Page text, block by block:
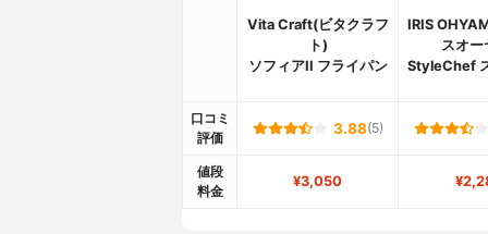
Vita Craft(ビタクラフ
ト)
ソフィアII フライパン
IRIS
スオー
StyleChef
口コミ
評価
3.88(5)
値段
料金
¥3,050